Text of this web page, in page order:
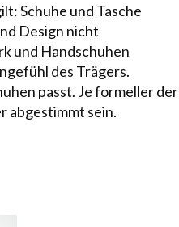
Schuhe und Tasche
Design nicht
und Handschuhen
des Trägers.
passt. Je formeller der
abgestimmt sein.